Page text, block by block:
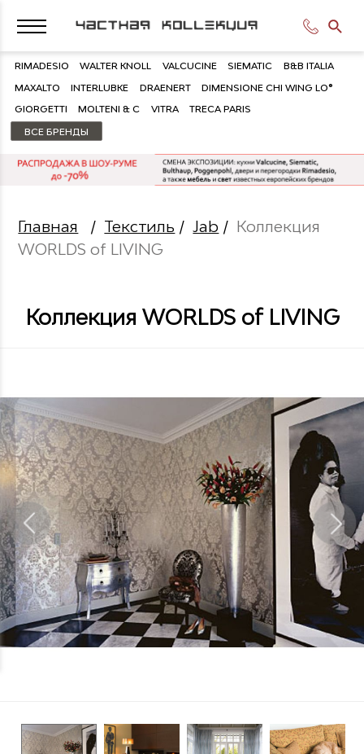
RIMADESIO WALTER KNOLL VALCUCINE SIEMATIC B&B ITALIA
MAXALTO INTERLUBKE DRAENERT DIMENSIONE CHI WING LO®
GIORGETTI MOLTENI & C VITRA TRECA PARIS
ВСЕ БРЕНДЫ
Главная / Текстиль /Jab / Коллекция
WORLDS of LIVING
Коллекция WORLDS of LIVING